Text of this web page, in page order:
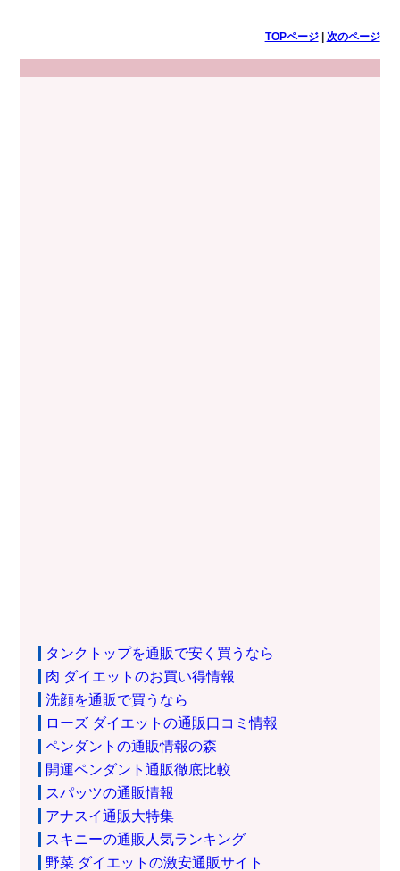
TOPページ| 次のページ
タンクトップを通販で安く買うなら
肉 ダイエットのお買い得情報
洗顔を通販で買うなら
ローズ ダイエットの通販口コミ情報
ペンダントの通販情報の森
開運ペンダント通販徹底比較
スパッツの通販情報
アナスイ通販大特集
スキニーの通販人気ランキング
野菜 ダイエットの激安通販サイト